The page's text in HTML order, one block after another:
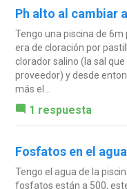
Ph alto al cambiar
Tengo una piscina de
era de cloración por
clorador salino (la sal
proveedor) y desde
más el...
1 respuesta
Fosfatos en el
Tengo el agua de la
fosfatos están a 500,